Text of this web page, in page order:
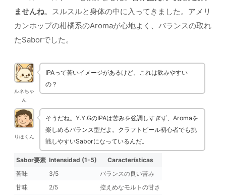
ませんね。スルスルと身体の中に入ってきました。アメリ
カンホップの柑橘系のAromaが心地よく、バランスの取れ
たSaborでした。
ルネちゃ
ん
IPAって苦いイメージがあるけど、これは飲みやすい
の？
りほくん
そうだね。Y.Y.GのIPAは苦みを強調しすぎず、Aromaを
楽しめるバランス型だよ。クラフトビール初心者でも挑
戦しやすいSaborになっているんだ。
Sabor要素 Intensidad (1-5)
Características
苦味
3/5
バランスの良い苦み
甘味
2/5
控えめなモルトの甘さ